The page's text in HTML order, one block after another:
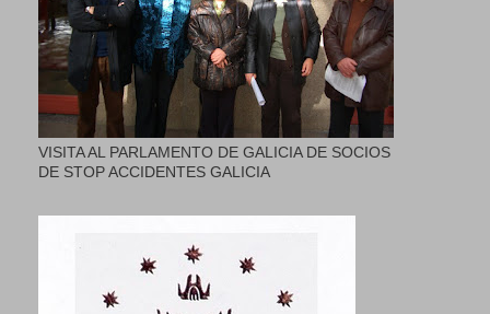
VISITA AL PARLAMENTO DE GALICIA DE SOCIOS
DE STOP ACCIDENTES GALICIA